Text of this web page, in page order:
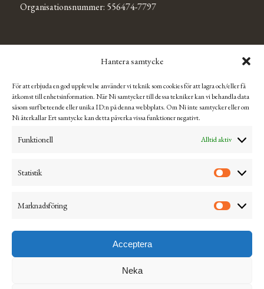
Hantera samtycke
För att erbjuda en god upplevelse använder vi teknik som cookies för att lagra och/eller få
åtkomst till enhetsinformation. När Ni samtycker till dessa tekniker kan vi behandla data
såsom surfbeteende eller unika ID:n på denna webbplats. Om Ni inte samtycker eller om
Ni återkallar Ert samtycke kan detta påverka vissa funktioner negativt.
Funktionell Alltid aktiv
Statistik
Marknadsföring
Acceptera
Neka
Organisationsnummer: 556474-7797
aktuella öppettider.
Ångra & returnera
Visselblåsning